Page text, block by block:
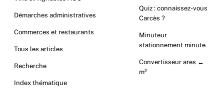
Démarches administratives
Commerces et restaurants
Tous les articles
Recherche
Index thématique
Quiz : connaissez-vous
Carcès ?
Minuteur
stationnement minute
Convertisseur ares ↔
m²